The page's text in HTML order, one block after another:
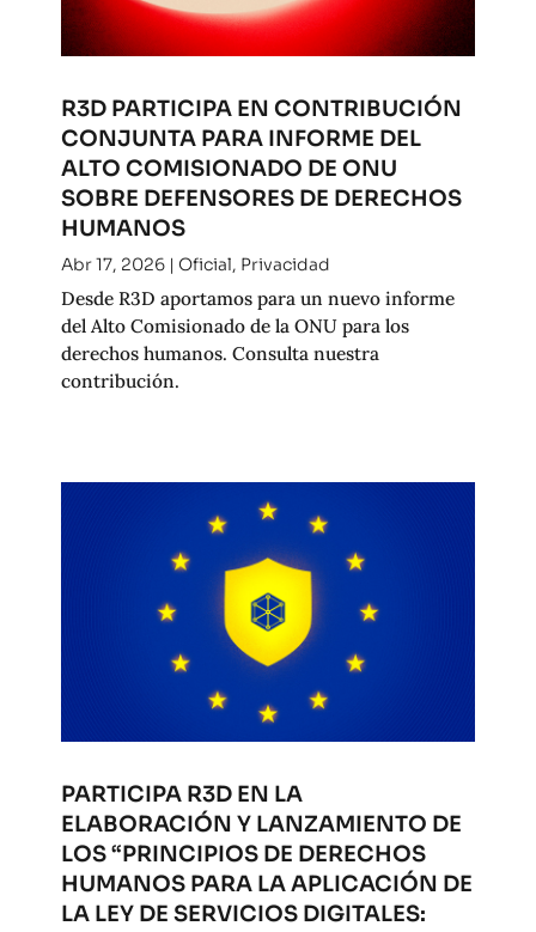
R3D PARTICIPA EN CONTRIBUCIÓN
CONJUNTA PARA INFORME DEL
ALTO COMISIONADO DE ONU
SOBRE DEFENSORES DE DERECHOS
HUMANOS
Abr 17, 2026| Oficial, Privacidad
Desde R3D aportamos para un nuevo informe
del Alto Comisionado de la ONU para los
derechos humanos. Consulta nuestra
contribución.
PARTICIPA R3D EN LA
ELABORACIÓN Y LANZAMIENTO DE
LOS “PRINCIPIOS DE DERECHOS
HUMANOS PARA LA APLICACIÓN DE
LA LEY DE SERVICIOS DIGITALES: